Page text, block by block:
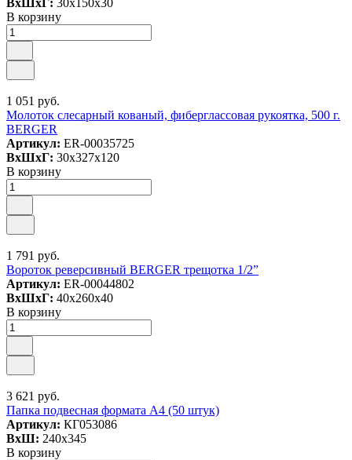
ВxШxГ: 30x150x30
В корзину
1 051 руб.
Молоток слесарный кованый, фиберглассовая рукоятка, 500 г.
BERGER
Артикул: ER-00035725
ВxШxГ: 30x327x120
В корзину
1 791 руб.
Вороток реверсивный BERGER трещотка 1/2”
Артикул: ER-00044802
ВxШxГ: 40x260x40
В корзину
3 621 руб.
Папка подвесная формата А4 (50 штук)
Артикул: КГ053086
ВxШ: 240x345
В корзину